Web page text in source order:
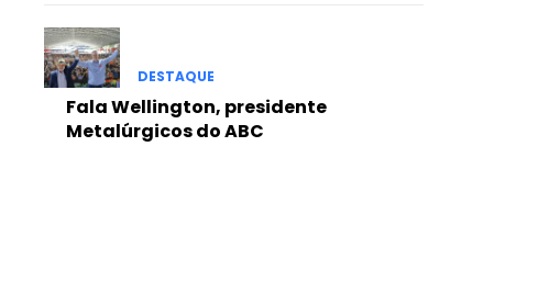
DESTAQUE
Fala Wellington, presidente
Metalúrgicos do ABC